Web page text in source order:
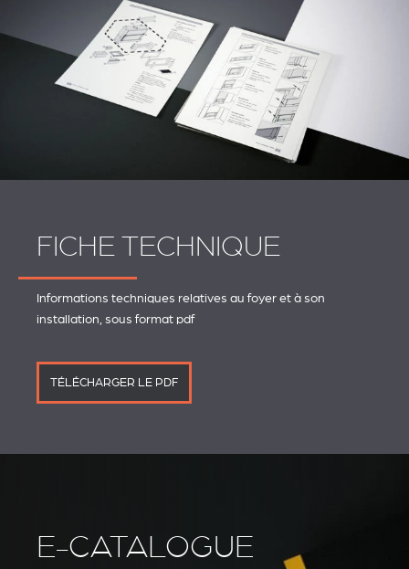
FICHE TECHNIQUE
Informations techniques relatives au foyer et à son
installation, sous format pdf
TÉLÉCHARGER LE PDF
E-CATALOGUE